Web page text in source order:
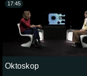
Oktoskop
17:45